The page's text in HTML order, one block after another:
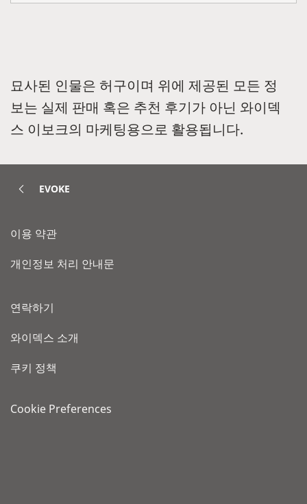
묘사된 인물은 허구이며 위에 제공된 모든 정
보는 실제 판매 혹은 추천 후기가 아닌 와이덱
스 이보크의 마케팅용으로 활용됩니다.
EVOKE
이용 약관
개인정보 처리 안내문
연락하기
와이덱스 소개
쿠키 정책
Cookie Preferences